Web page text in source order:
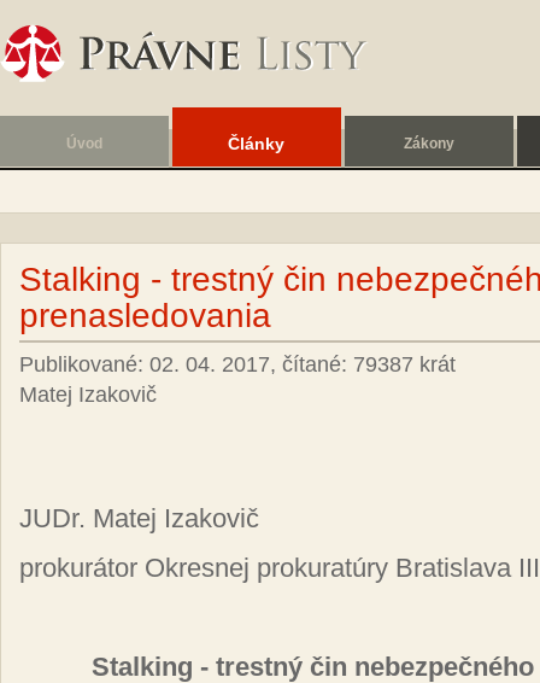
Úvod Články Zákony
Stalking - trestný čin
prenasledovania
Publikované: 02. 04. 2017, čítané: 79387 krát
Matej Izakovič
JUDr. Ma­tej Iza­ko­vič
pro­ku­rá­tor Ok­res­nej pro­ku­ra­tú­ry Bra­tis­la­va III
Stal­king - trest­ný čin